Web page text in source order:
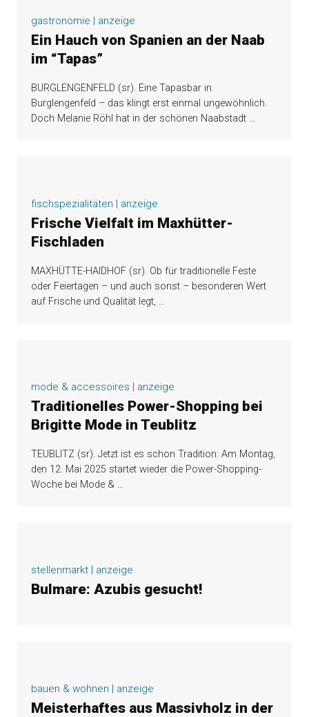
gastronomie | anzeige
Ein Hauch von Spanien an der Naab
im “Tapas”
BURGLENGENFELD (sr). Eine Tapasbar in
Burglengenfeld – das klingt erst einmal ungewöhnlich.
Doch Melanie Röhl hat in der schönen Naabstadt …
fischspezialitäten | anzeige
Frische Vielfalt im Maxhütter-
Fischladen
MAXHÜTTE-HAIDHOF (sr). Ob für traditionelle Feste
oder Feiertagen – und auch sonst – besonderen Wert
auf Frische und Qualität legt, …
mode & accessoires | anzeige
Traditionelles Power-Shopping bei
Brigitte Mode in Teublitz
TEUBLITZ (sr). Jetzt ist es schon Tradition: Am Montag,
den 12. Mai 2025 startet wieder die Power-Shopping-
Woche bei Mode & …
stellenmarkt | anzeige
Bulmare: Azubis gesucht!
bauen & wohnen | anzeige
Meisterhaftes aus Massivholz in der